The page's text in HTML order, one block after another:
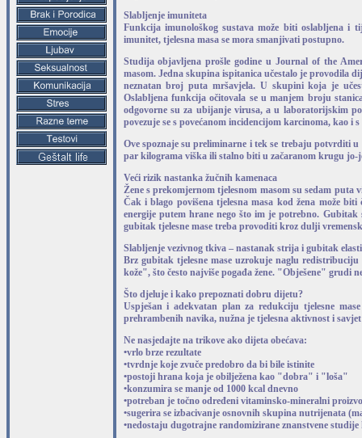
Slabljenje imuniteta
Funkcija imunološkog sustava može biti oslabljena i
imunitet, tjelesna masa se mora smanjivati postupno.
Studija objavljena prošle godine u Journal of the
masom. Jedna skupina ispitanica učestalo je provodila
neznatan broj puta mršavjela. U skupini koja je
Oslabljena funkcija očitovala se u manjem broju
odgovorne su za ubijanje virusa, a u laboratorijskim
povezuje se s povećanom incidencijom karcinoma, kao i
Ove spoznaje su preliminarne i tek se trebaju potvrditi
par kilograma viška ili stalno biti u začaranom krugu jo-
Veći rizik nastanka žučnih kamenaca
Žene s prekomjernom tjelesnom masom su sedam puta
Čak i blago povišena tjelesna masa kod žena može
energije putem hrane nego što im je potrebno.
gubitak tjelesne mase treba provoditi kroz dulji
Slabljenje vezivnog tkiva – nastanak strija i gubitak
Brz gubitak tjelesne mase uzrokuje naglu
kože", što često najviše pogađa žene. "Obješene" grudi
Što djeluje i kako prepoznati dobru dijetu?
Uspješan i adekvatan plan za redukciju tjelesne
prehrambenih navika, nužna je tjelesna aktivnost i
Ne nasjedajte na trikove ako dijeta obećava:
•vrlo brze rezultate
•tvrdnje koje zvuče predobro da bi bile istinite
•postoji hrana koja je obilježena kao "dobra" i "loša"
•konzumira se manje od 1000 kcal dnevno
•potreban je točno određeni vitaminsko-mineralni
•sugerira se izbacivanje osnovnih skupina nutrijenata
•nedostaju dugotrajne randomizirane znanstvene